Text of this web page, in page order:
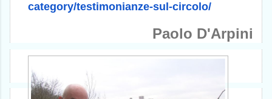
category/testimonianze-sul-circolo/
Paolo D'Arpini